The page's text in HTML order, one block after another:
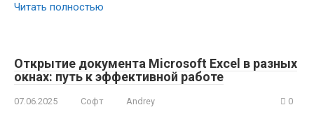
Читать полностью
Открытие документа Microsoft Excel в разных
окнах: путь к эффективной работе
07.06.2025 Софт Andrey 0